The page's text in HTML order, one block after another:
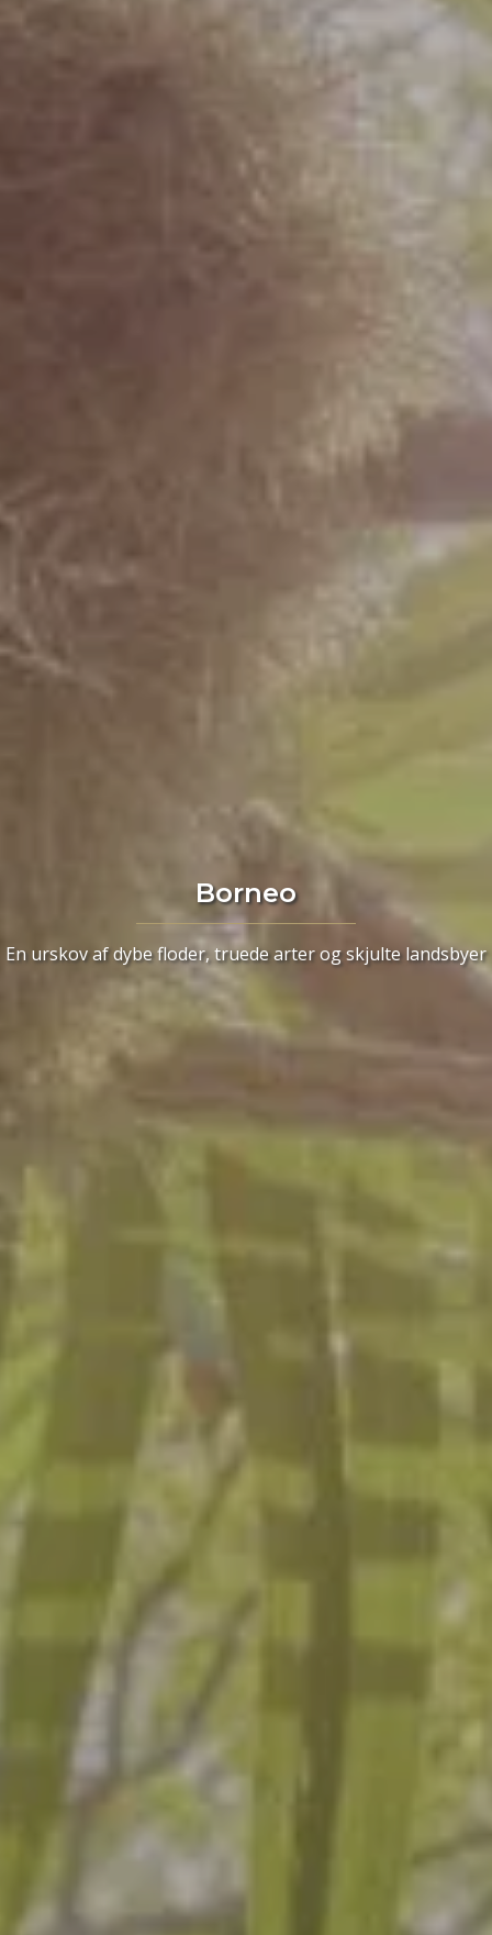
Borneo
En urskov af dybe floder, truede arter og skjulte landsbyer